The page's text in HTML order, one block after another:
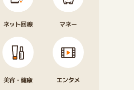
ネット回線 マネー
美容・健康 エンタメ